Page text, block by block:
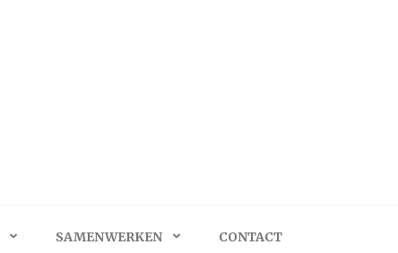
SAMENWERKEN CONTACT